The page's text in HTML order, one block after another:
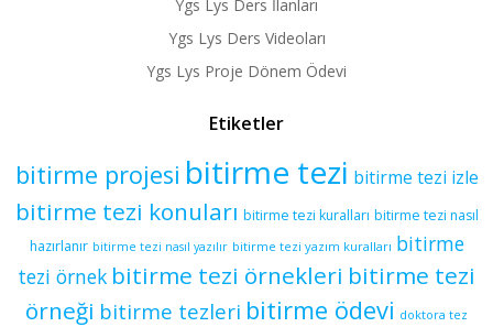
Ygs Lys Ders İlanları
Ygs Lys Ders Videoları
Ygs Lys Proje Dönem Ödevi
Etiketler
bitirme projesi bitirme tezi bitirme tezi izle
bitirme tezi konuları bitirme tezi kuralları bitirme tezi nasıl
hazırlanır bitirme tezi nasıl yazılır bitirme tezi yazım kuralları bitirme
tezi örnek bitirme tezi örnekleri bitirme tezi
örneği bitirme tezleri bitirme ödevi doktora tez